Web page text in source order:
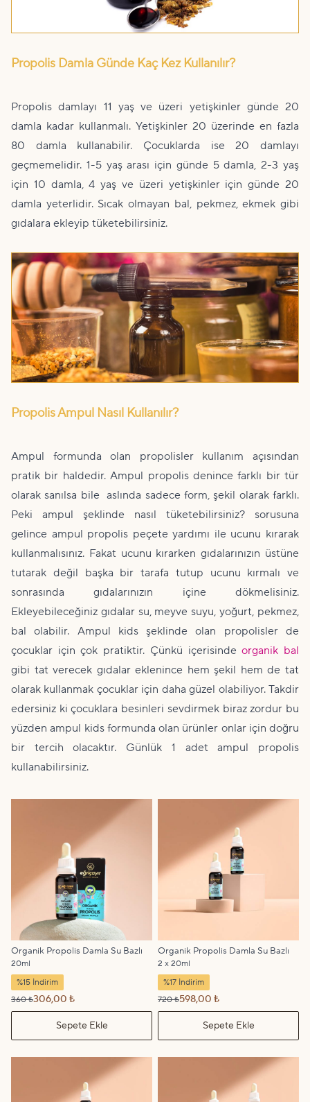
Propolis Damla Günde Kaç Kez Kullanılır?
Propolis damlayı 11 yaş ve üzeri yetişkinler günde 20
damla kadar kullanmalı. Yetişkinler 20 üzerinde en fazla
80 damla kullanabilir. Çocuklarda ise 20 damlayı
geçmemelidir. 1-5 yaş arası için günde 5 damla, 2-3 yaş
için 10 damla, 4 yaş ve üzeri yetişkinler için günde 20
damla yeterlidir. Sıcak olmayan bal, pekmez, ekmek gibi
gıdalara ekleyip tüketebilirsiniz.
Propolis Ampul Nasıl Kullanılır?
Ampul formunda olan propolisler kullanım açısından
pratik bir haldedir. Ampul propolis denince farklı bir tür
olarak sanılsa bile aslında sadece form, şekil olarak farklı.
Peki ampul şeklinde nasıl tüketebilirsiniz? sorusuna
gelince ampul propolis peçete yardımı ile ucunu kırarak
kullanmalısınız. Fakat ucunu kırarken gıdalarınızın üstüne
tutarak değil başka bir tarafa tutup ucunu kırmalı ve
sonrasında gıdalarınızın içine dökmelisiniz.
Ekleyebileceğiniz gıdalar su, meyve suyu, yoğurt, pekmez,
bal olabilir. Ampul kids şeklinde olan propolisler de
çocuklar için çok pratiktir. Çünkü içerisindeorganik bal
gibi tat verecek gıdalar eklenince hem şekil hem de tat
olarak kullanmak çocuklar için daha güzel olabiliyor. Takdir
edersiniz ki çocuklara besinleri sevdirmek biraz zordur bu
yüzden ampul kids formunda olan ürünler onlar için doğru
bir tercih olacaktır. Günlük 1 adet ampul propolis
kullanabilirsiniz.
Organik Propolis Damla Su Bazlı
20ml
%15 İndirim
360 ₺306,00 ₺
Sepete Ekle
Organik Propolis Damla Su Bazlı
2 x 20ml
%17 İndirim
720 ₺598,00 ₺
Sepete Ekle